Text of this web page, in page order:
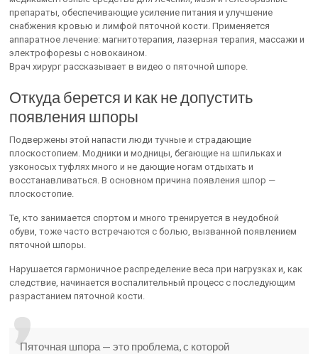
препараты, обеспечивающие усиление питания и улучшение
снабжения кровью и лимфой пяточной кости. Применяется
аппаратное лечение: магнитотерапия, лазерная терапия, массажи и
электрофорезы с новокаином.
Врач хирург рассказывает в видео о пяточной шпоре.
Откуда берется и как не допустить
появления шпоры
Подвержены этой напасти люди тучные и страдающие
плоскостопием. Модники и модницы, бегающие на шпильках и
узконосых туфлях много и не дающие ногам отдыхать и
восстанавливаться. В основном причина появления шпор —
плоскостопие.
Те, кто занимается спортом и много тренируется в неудобной
обуви, тоже часто встречаются с болью, вызванной появлением
пяточной шпоры.
Нарушается гармоничное распределение веса при нагрузках и, как
следствие, начинается воспалительный процесс с последующим
разрастанием пяточной кости.
Пяточная шпора — это проблема, с которой